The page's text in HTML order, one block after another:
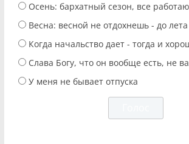
Осень: бархатный сезон, все
Весна: весной не отдохнешь - до
Когда начальство дает - тогда и
Слава Богу, что он вообще есть, не
У меня не бывает отпуска